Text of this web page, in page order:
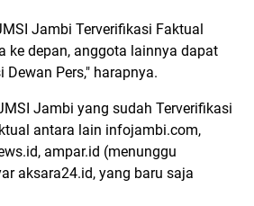
Jambi Terverifikasi Faktual
ke depan, anggota lainnya dapat
Pers," harapnya.
Jambi yang sudah Terverifikasi
antara lain infojambi.com,
ampar.id (menunggu
aksara24.id, yang baru saja